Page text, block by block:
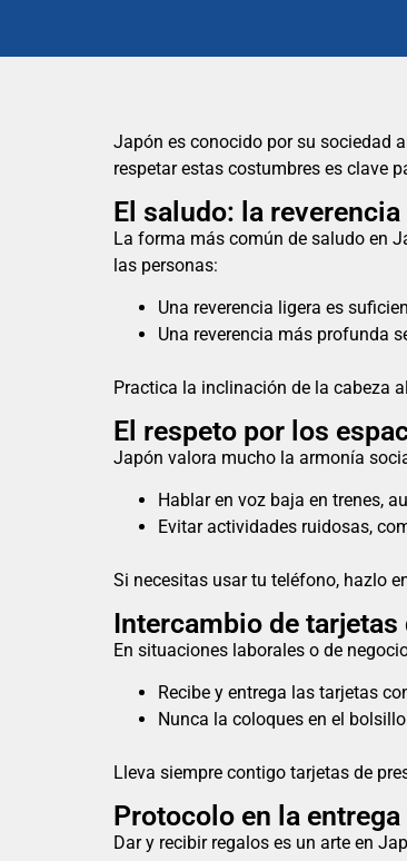
Japón es conocido por su sociedad
respetar estas costumbres es clave
El saludo: la reverencia
La forma más común de saludo en
las personas:
Una reverencia ligera es
Una reverencia más profunda
Practica la inclinación de la cabeza
El respeto por los
Japón valora mucho la armonía
Hablar en voz baja en trenes,
Evitar actividades ruidosas,
Si necesitas usar tu teléfono, hazlo
Intercambio de
En situaciones laborales o de
Recibe y entrega las tarjetas
Nunca la coloques en el
Lleva siempre contigo tarjetas de
Protocolo en la
Dar y recibir regalos es un arte en